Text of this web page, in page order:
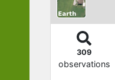
309
observations